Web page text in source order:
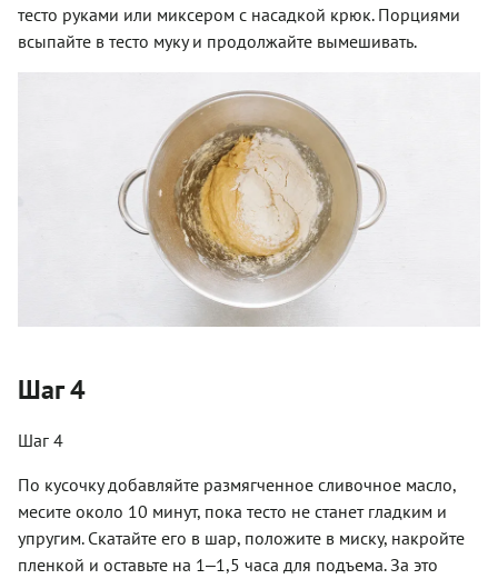
тесто руками или миксером с насадкой крюк. Порциями
всыпайте в тесто муку и продолжайте вымешивать.
Шаг 4
Шаг 4
По кусочку добавляйте размягченное сливочное масло,
месите около 10 минут, пока тесто не станет гладким и
упругим. Скатайте его в шар, положите в миску, накройте
пленкой и оставьте на 1‒1,5 часа для подъема. За это